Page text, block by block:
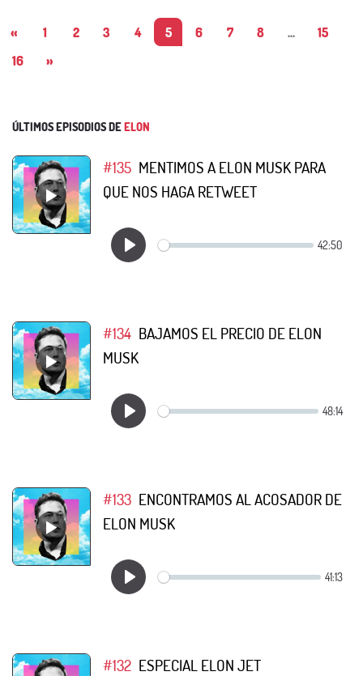
« 1 2 3 4 5 6 7 8 ...
15
16
»
ÚLTIMOS EPISODIOS DEELON
#135 MENTIMOS A ELON MUSK PARA
QUE NOS HAGA RETWEET
#134 BAJAMOS EL PRECIO DE ELON
MUSK
#133 ENCONTRAMOS AL ACOSADOR DE
ELON MUSK
#132 ESPECIAL ELON JET